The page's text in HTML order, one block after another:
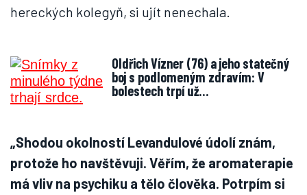
hereckých kolegyň, si ujít nenechala.
Oldřich Vízner (76) a jeho statečný
boj s podlomeným zdravím: V
bolestech trpí už…
„Shodou okolností Levandulové údolí znám,
protože ho navštěvuji. Věřím, že aromaterapie
má vliv na psychiku a tělo člověka. Potrpím si